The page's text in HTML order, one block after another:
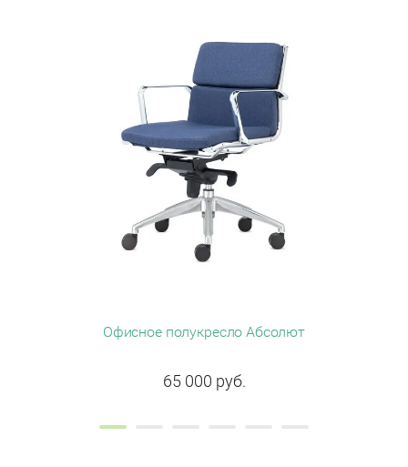
Офисное полукресло Абсолют
65 000 руб.